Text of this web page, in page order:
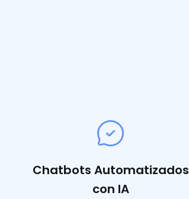
Chatbots Automatizados
con IA